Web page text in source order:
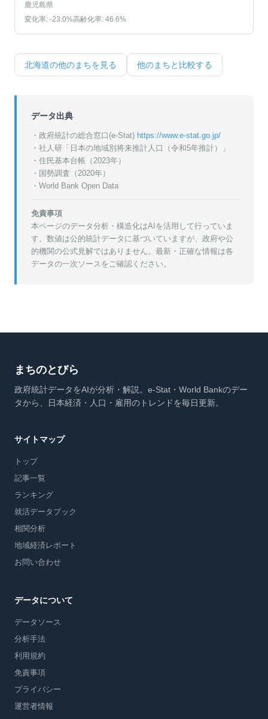
鹿児島県
変化率: -23.0%高齢化率: 46.6%
北海道の他のまちを見る 他のまちと比較する
データ出典
・政府統計の総合窓口(e-Stat) https://www.e-stat.go.jp/
・ 社人研「日本の地域別将来推計人口（令和5年推計）」
・ 住民基本台帳（2023年）
・ 国勢調査（2020年）
・World Bank Open Data
免責事項
本ページのデータ分析・構造化はAIを活用して行っていま
す。数値は公的統計データに基づいていますが、政府や公
的機関の公式見解ではありません。最新・正確な情報は各
データの一次ソースをご確認ください。
まちのとびら
政府統計データをAIが分析・解説。e-Stat・World Bankのデー
タから、日本経済・人口・雇用のトレンドを毎日更新。
サイトマップ
トップ
記事一覧
ランキング
就活データブック
相関分析
地域経済レポート
お問い合わせ
データについて
データソース
分析手法
利用規約
免責事項
プライバシー
運営者情報